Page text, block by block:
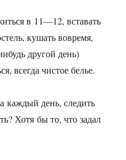
в 11—12, вставать
кушать вовремя,
другой день)
всегда чистое белье.
каждый день, следить
Хотя бы то, что задал